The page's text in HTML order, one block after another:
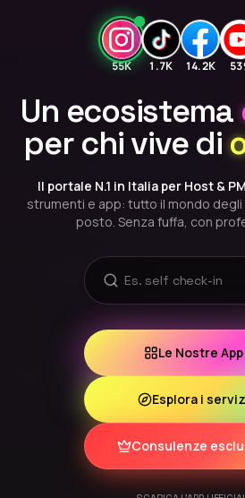
55K 1.7K 14.2K
Un ecosistema
per chi vive di
Il portale N.1 in Italia per Host &
strumenti e app: tutto il mondo degli
posto. Senza fuffa, con
Es. tassa soggiorno
Le Nostre App
Esplora i
Consulenze